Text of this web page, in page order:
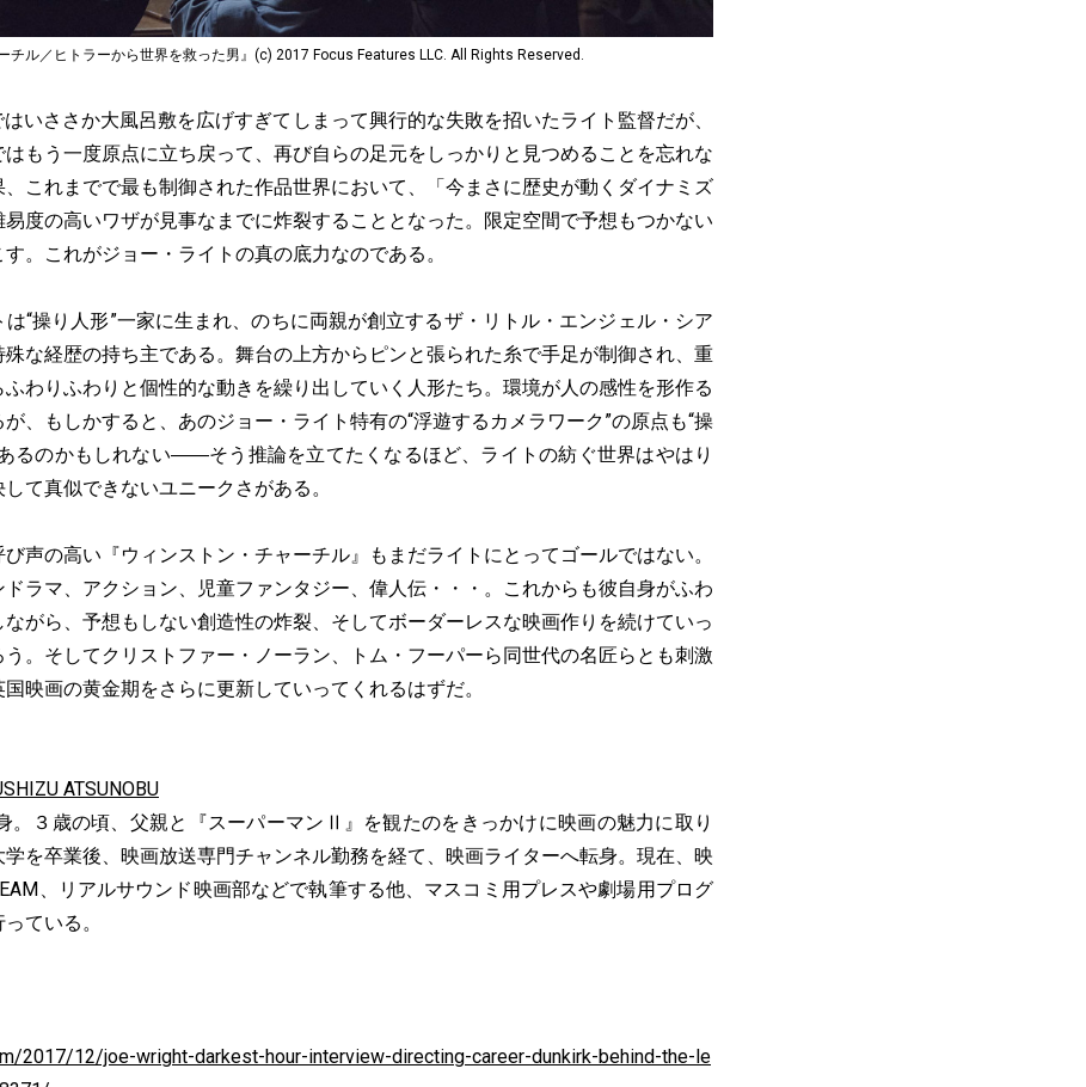
チル／ヒトラーから世界を救った男』(c) 2017 Focus Features LLC. All Rights Reserved.
いささか大風呂敷を広げすぎてしまって興行的な失敗を招いたライト監督だが、
はもう一度原点に立ち戻って、再び自らの足元をしっかりと見つめることを忘れな
これまでで最も制御された作品世界において、「今まさに歴史が動くダイナミズ
度の高いワザが見事なまでに炸裂することとなった。限定空間で予想もつかない
す。これがジョー・ライトの真の底力なのである。
“操り人形”一家に生まれ、のちに両親が創立するザ・リトル・エンジェル・シア
殊な経歴の持ち主である。舞台の上方からピンと張られた糸で手足が制御され、重
わりふわりと個性的な動きを繰り出していく人形たち。環境が人の感性を形作る
、もしかすると、あのジョー・ライト特有の“浮遊するカメラワーク”の原点も“操
るのかもしれない――そう推論を立てたくなるほど、ライトの紡ぐ世界はやはり
て真似できないユニークさがある。
声の高い『ウィンストン・チャーチル』もまだライトにとってゴールではない。
ラマ、アクション、児童ファンタジー、偉人伝・・・。これからも彼自身がふわ
ながら、予想もしない創造性の炸裂、そしてボーダーレスな映画作りを続けていっ
。そしてクリストファー・ノーラン、トム・フーパーら同世代の名匠らとも刺激
映画の黄金期をさらに更新していってくれるはずだ。
ATSUNOBU
。３歳の頃、父親と『スーパーマンⅡ』を観たのをきっかけに映画の魅力に取り
を卒業後、映画放送専門チャンネル勤務を経て、映画ライターへ転身。現在、映
、リアルサウンド映画部などで執筆する他、マスコミ用プレスや劇場用プログ
ている。
2017/12/joe-wright-darkest-hour-interview-directing-career-dunkirk-behind-the-le